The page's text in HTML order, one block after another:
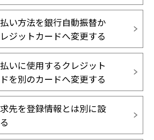
い方法を銀行自動振替か
ジットカードへ変更する
いに使用するクレジット
を別のカードへ変更する
先を登録情報とは別に設